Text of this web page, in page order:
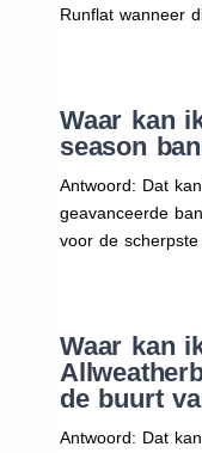
Runflat wanneer
Waar kan
season
Antwoord: Dat
geavanceerde
voor de scherpste
Waar kan
de buurt
Antwoord: Dat